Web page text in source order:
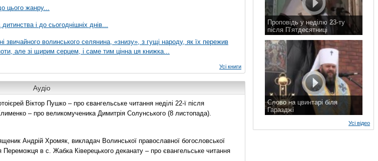
цього жанру...
і до сьогоднішніх днів...
звичайного волинського селянина, «знизу», з гущі народу, як їх пережив
але зі щирим серцем, і саме тим цінна ця книжка...
Усі книги
Аудіо
Віктор Пушко – про євангельське читання неділі 22-ї після
– про великомученика Димитрія Солунського (8 листопада).
Андрій Хромяк, викладач Волинської православної богословської
в с. Жабка Ківерецького деканату – про євангельське читання
Проповідь у неділю 23-ту
після П’ятдесятниці
Слово на цвинтарі біля
Гаразджі
Усі відео